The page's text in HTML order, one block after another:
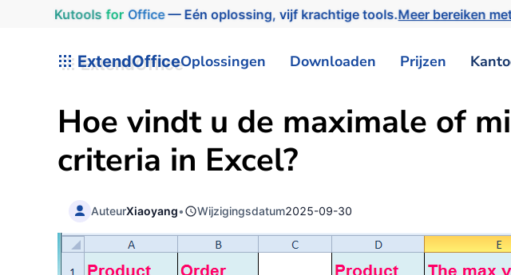
Kutools for Office— Eén oplossing, vijf krachtige tools.Meer bereiken
ExtendOfficeOplossingen Downloaden Prijzen
Hoe vindt u de maximale of
criteria in Excel?
AuteurXiaoyang• Wijzigingsdatum2025-09-30